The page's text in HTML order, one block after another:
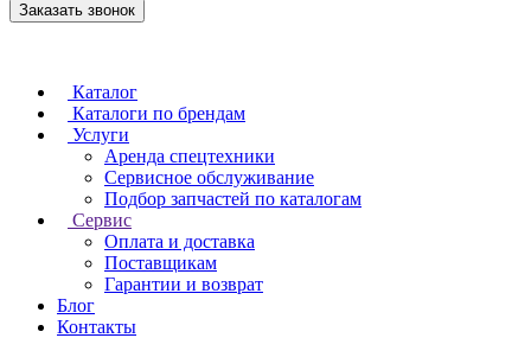
Заказать звонок
Каталог
Каталоги по брендам
Услуги
Аренда спецтехники
Сервисное обслуживание
Подбор запчастей по каталогам
Сервис
Оплата и доставка
Поставщикам
Гарантии и возврат
Блог
Контакты